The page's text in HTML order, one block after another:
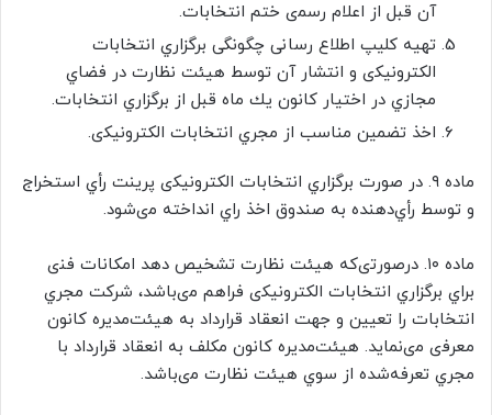
ﺁﻥ ﻗﺒﻞ ﺍﺯ ﺍﻋﻼﻡ ﺭﺳﻤی ﺧﺘﻢ ﺍﻧﺘﺨﺎﺑﺎﺕ.
تهیه ﻛﻠﻴﭗ اطلاع رسانی چگونگی ﺑﺮﮔﺰﺍﺭﻱ ﺍﻧﺘﺨﺎﺑﺎﺕ
ﺍﻟﻜﺘﺮﻭﻧﻴﻜی ﻭ ﺍﻧﺘﺸﺎﺭ ﺁﻥ ﺗﻮﺳﻂ هیئت ﻧﻈﺎﺭﺕ ﺩﺭ ﻓﻀﺎﻱ
ﻣﺠﺎﺯﻱ ﺩﺭ ﺍﺧﺘﻴﺎﺭ ﻛﺎﻧﻮﻥ ﻳﻚ ﻣﺎﻩ ﻗﺒﻞ ﺍﺯ ﺑﺮﮔﺰﺍﺭﻱ ﺍﻧﺘﺨﺎﺑﺎﺕ.
ﺍﺧﺬ ﺗﻀﻤﻴﻦ ﻣﻨﺎﺳﺐ ﺍﺯ ﻣﺠﺮﻱ ﺍﻧﺘﺨﺎﺑﺎﺕ ﺍﻟﻜﺘﺮﻭﻧﻴﻜی.
ﻣﺎﺩه ۹. ﺩﺭ ﺻﻮﺭﺕ ﺑﺮﮔﺰﺍﺭﻱ ﺍﻧﺘﺨﺎﺑﺎﺕ ﺍﻟﻜﺘﺮﻭﻧﻴﻜی ﭘﺮﻳﻨﺖ ﺭأﻱ ﺍﺳﺘﺨﺮﺍﺝ
ﻭ ﺗﻮﺳﻂ ﺭأﻱ‌ﺩﻫﻨﺪﻩ ﺑﻪ ﺻﻨﺪﻭﻕ ﺍﺧﺬ ﺭﺍﻱ ﺍﻧﺪﺍﺧﺘﻪ ﻣیﺷﻮﺩ.
ﻣﺎﺩه ۱۰. ﺩﺭﺻﻮﺭﺗی‌ﻛﻪ هیئت ﻧﻈﺎﺭﺕ ﺗﺸﺨﻴﺺ ﺩﻫﺪ ﺍﻣﻜﺎﻧﺎﺕ ﻓﻨی
ﺑﺮﺍﻱ ﺑﺮﮔﺰﺍﺭﻱ ﺍﻧﺘﺨﺎﺑﺎﺕ ﺍﻟﻜﺘﺮﻭﻧﻴﻜی ﻓﺮﺍﻫﻢ ﻣیﺑﺎشد، ﺷﺮﻛﺖ ﻣﺠﺮﻱ
ﺍﻧﺘﺨﺎﺑﺎﺕ ﺭﺍ ﺗﻌﻴﻴﻦ ﻭ ﺟﻬﺖ ﺍﻧﻌﻘﺎﺩ ﻗﺮﺍﺭﺩﺍﺩ ﺑﻪ هیئت‌ﻣﺪﻳﺮه ﻛﺎﻧﻮﻥ
ﻣﻌﺮﻓی ﻣی‌ﻧﻤﺎﻳﺪ. هیئتﻣﺪﻳﺮه ﻛﺎﻧﻮﻥ ﻣﻜﻠﻒ ﺑﻪ ﺍﻧﻌﻘﺎﺩ ﻗﺮﺍﺭﺩﺍﺩ ﺑﺎ
ﻣﺠﺮﻱ ﺗﻌﺮﻓﻪ‌ﺷﺪﻩ ﺍﺯ ﺳﻮﻱ هیئت ﻧﻈﺎﺭﺕ ﻣیﺑﺎﺷﺪ.